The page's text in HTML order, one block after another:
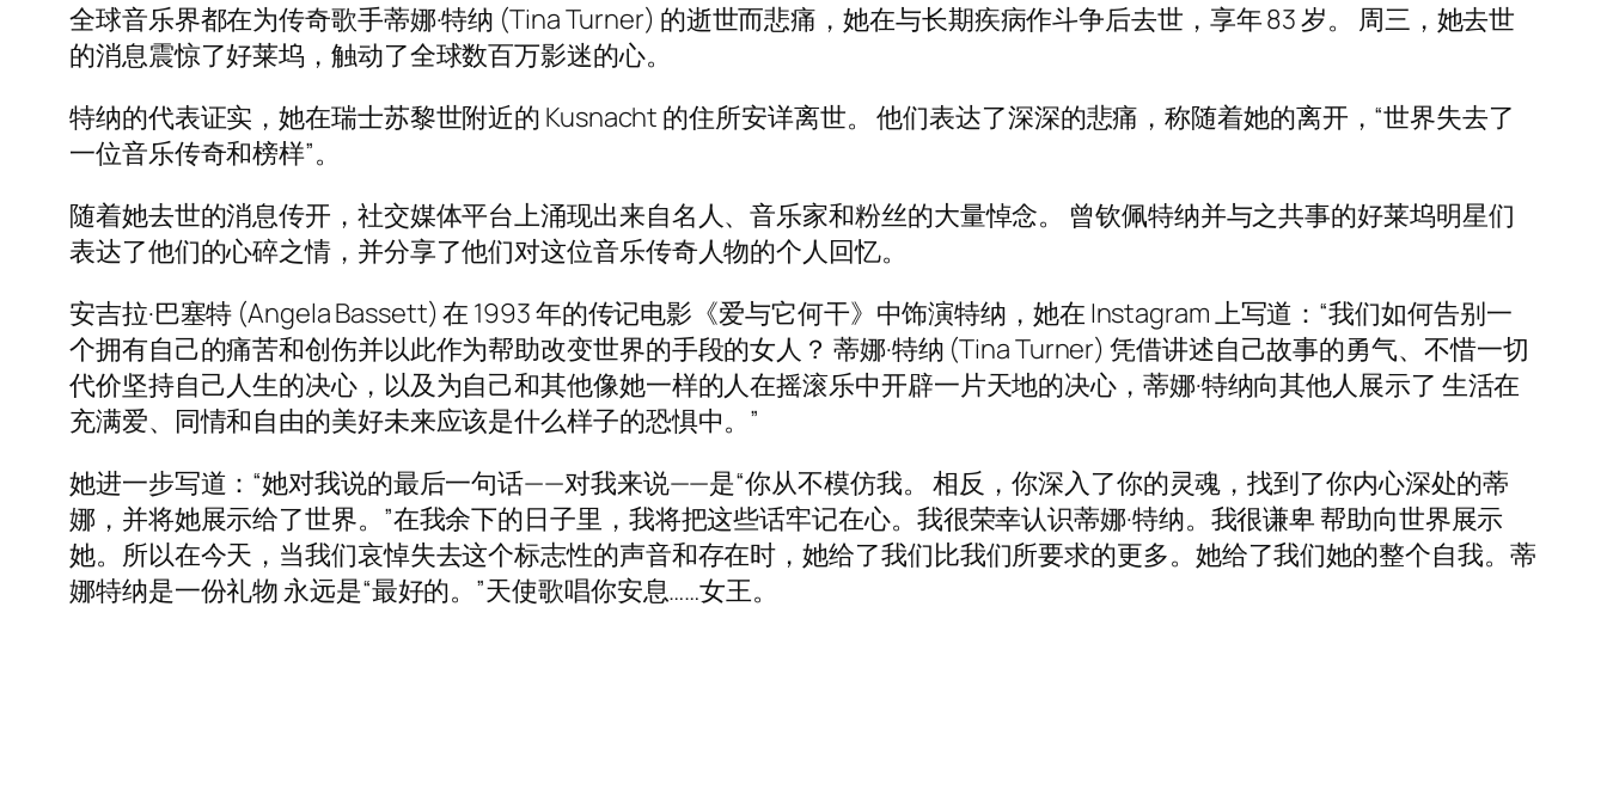
全球音乐界都在为传奇歌手蒂娜·特纳 (Tina Turner) 的逝世而悲痛，她在与长期疾病作斗争后去世，享年 83 岁。 周三，她去世
的消息震惊了好莱坞，触动了全球数百万影迷的心。
特纳的代表证实，她在瑞士苏黎世附近的 Kusnacht 的住所安详离世。 他们表达了深深的悲痛，称随着她的离开，“世界失去了
一位音乐传奇和榜样”。
随着她去世的消息传开，社交媒体平台上涌现出来自名人、音乐家和粉丝的大量悼念。 曾钦佩特纳并与之共事的好莱坞明星们
表达了他们的心碎之情，并分享了他们对这位音乐传奇人物的个人回忆。
安吉拉·巴塞特 (Angela Bassett) 在 1993 年的传记电影《爱与它何干》中饰演特纳，她在 Instagram 上写道：“我们如何告别一
个拥有自己的痛苦和创伤并以此作为帮助改变世界的手段的女人？ 蒂娜·特纳 (Tina Turner) 凭借讲述自己故事的勇气、不惜一切
代价坚持自己人生的决心，以及为自己和其他像她一样的人在摇滚乐中开辟一片天地的决心，蒂娜·特纳向其他人展示了 生活在
充满爱、同情和自由的美好未来应该是什么样子的恐惧中。”
她进一步写道：“她对我说的最后一句话——对我来说——是“你从不模仿我。 相反，你深入了你的灵魂，找到了你内心深处的蒂
娜，并将她展示给了世界。”在我余下的日子里，我将把这些话牢记在心。我很荣幸认识蒂娜·特纳。我很谦卑 帮助向世界展示
她。所以在今天，当我们哀悼失去这个标志性的声音和存在时，她给了我们比我们所要求的更多。她给了我们她的整个自我。蒂
娜特纳是一份礼物 永远是“最好的。”天使歌唱你安息……女王。